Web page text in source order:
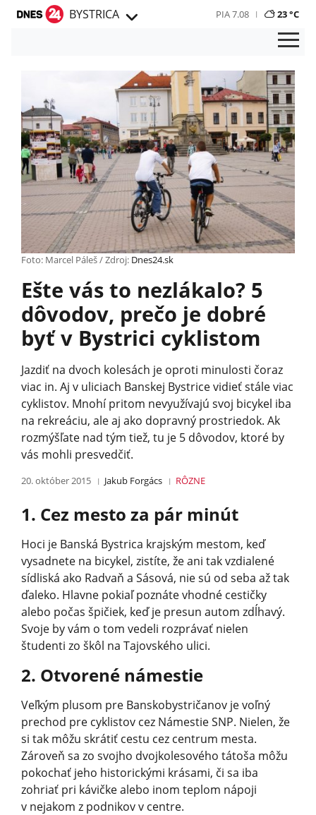
BYSTRICA PIA 7.08 23 °C
Foto: Marcel Páleš / Zdroj: Dnes24.sk
Ešte vás to nezlákalo? 5
dôvodov, prečo je dobré
byť v Bystrici cyklistom
Jazdiť na dvoch kolesách je oproti minulosti čoraz
viac in. Aj v uliciach Banskej Bystrice vidieť stále viac
cyklistov. Mnohí pritom nevyužívajú svoj bicykel iba
na rekreáciu, ale aj ako dopravný prostriedok. Ak
rozmýšľate nad tým tiež, tu je 5 dôvodov, ktoré by
vás mohli presvedčiť.
20. október 2015 Jakub Forgács RÔZNE
1. Cez mesto za pár minút
Hoci je Banská Bystrica krajským mestom, keď
vysadnete na bicykel, zistíte, že ani tak vzdialené
sídliská ako Radvaň a Sásová, nie sú od seba až tak
ďaleko. Hlavne pokiaľ poznáte vhodné cestičky
alebo počas špičiek, keď je presun autom zdĺhavý.
Svoje by vám o tom vedeli rozprávať nielen
študenti zo škôl na Tajovského ulici.
2. Otvorené námestie
Veľkým plusom pre Banskobystričanov je voľný
prechod pre cyklistov cez Námestie SNP. Nielen, že
si tak môžu skrátiť cestu cez centrum mesta.
Zároveň sa zo svojho dvojkolesového tátoša môžu
pokochať jeho historickými krásami, či sa iba
zohriať pri kávičke alebo inom teplom nápoji
v nejakom z podnikov v centre.